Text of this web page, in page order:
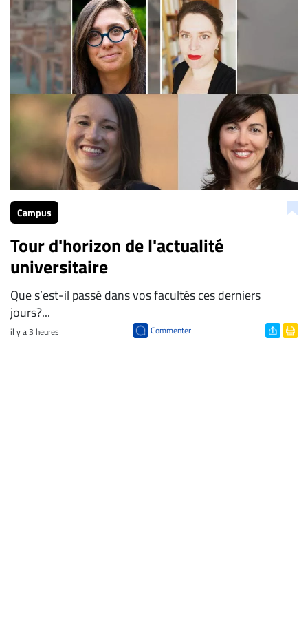
Campus
Tour d'horizon de l'actualité
universitaire
Que s’est-il passé dans vos facultés ces derniers
jours?...
il y a 3 heures Commenter